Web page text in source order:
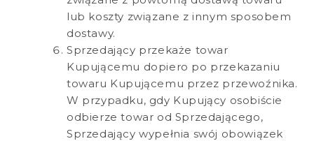
lub koszty związane z innym sposobem
dostawy.
Sprzedający przekaże towar
Kupującemu dopiero po przekazaniu
towaru Kupującemu przez przewoźnika.
W przypadku, gdy Kupujący osobiście
odbierze towar od Sprzedającego,
Sprzedający wypełnia swój obowiązek